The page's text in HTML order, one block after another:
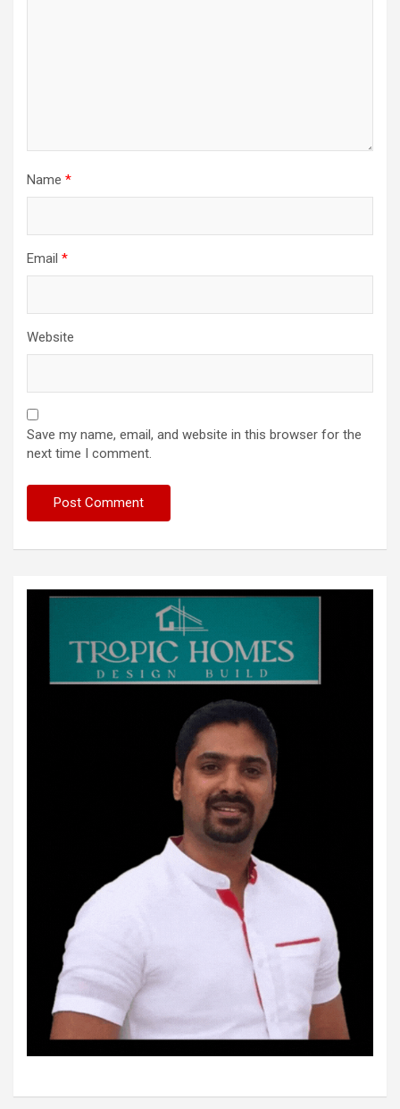
Name *
Email *
Website
Save my name, email, and website in this browser for the
next time I comment.